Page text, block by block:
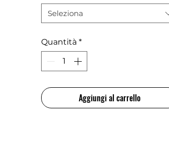
Seleziona
Quantità *
Aggiungi al carrello